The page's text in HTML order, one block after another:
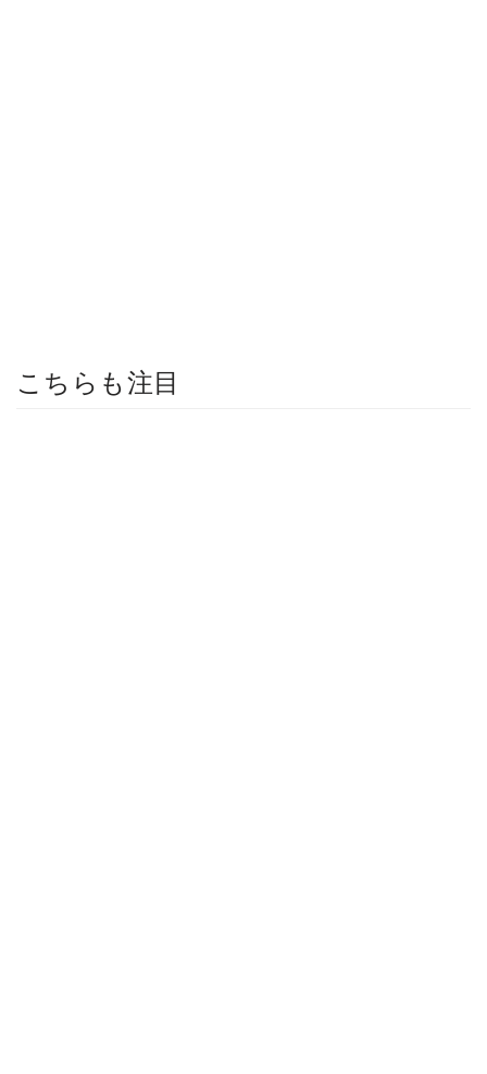
こちらも注目